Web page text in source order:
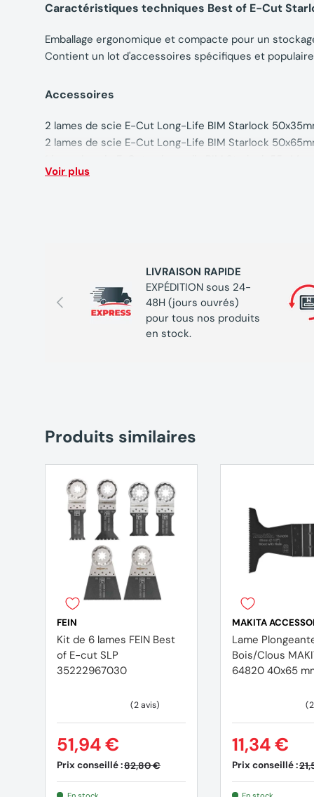
Caractéristiques techniques Best of E-Cut
Emballage ergonomique et compacte pour un
Contient un lot d'accessoires spécifiques et
Accessoires
2 lames de scie E-Cut Long-Life BIM Starlock
2 lames de scie E-Cut Long-Life BIM Starlock
1 lame de scie E-Cut universelle BIM Starlock 50x28mm
Voir plus
Précédent
LIVRAISON RAPIDE
EXPÉDITION sous 24-
48H (jours ouvrés)
pour tous nos produits
en stock.
Produits similaires
FEIN
Kit de 6 lames FEIN Best
of E-cut SLP
35222967030
Prix conseillé :82,80 €
51,94 €
MAKITA
Lame
Bois/Clous
64820 40x65
Prix conseillé :
11,34 €